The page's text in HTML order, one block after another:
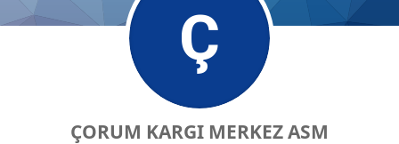
Ç
ÇORUM KARGI MERKEZ ASM